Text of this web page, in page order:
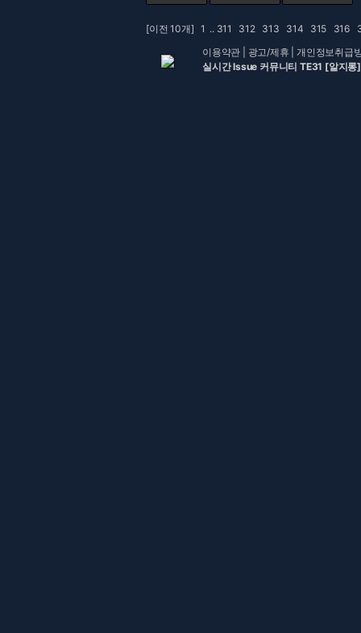
[이전 10개] 1 ..311 312 313 314 315 316
이용약관
광고/제휴 |개인정보취급
실시간 Issue 커뮤니티 TE31 [알지